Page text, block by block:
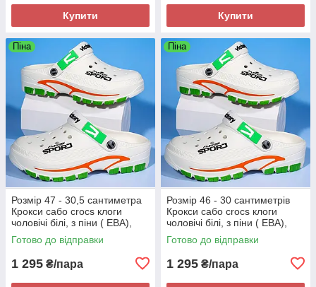
Купити Купити
Піна
Розмір 47 - 30,5 сантиметра
Крокси сабо crocs клоги
чоловічі білі, з піни ( ЕВА),
легкі і зручні
Готово до відправки
1 295 ₴/пара
Піна
Розмір 46 - 30 сантиметрів
Крокси сабо crocs клоги
чоловічі білі, з піни ( ЕВА),
легкі і зручні
Готово до відправки
1 295 ₴/пара